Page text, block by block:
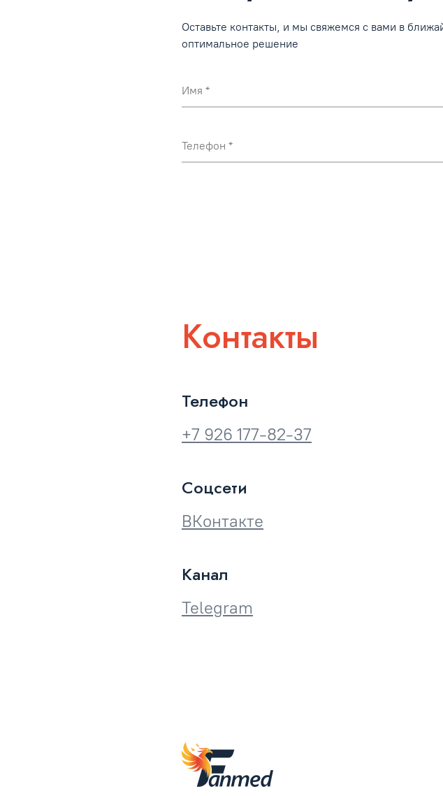
Оставьте контакты, и мы свяжемся с вами в
оптимальное решение
Имя
Телефон
Контакты
Телефон
+7 926 177-82-37
Соцсети
ВКонтакте
Канал
Telegram